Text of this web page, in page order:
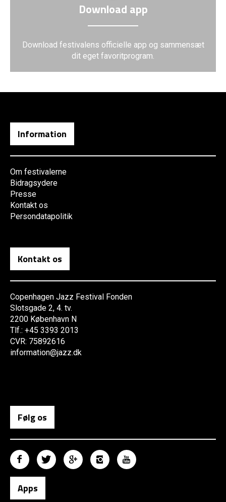
Download app
Download festivalens officielle app og sammensæt
dit eget favoritprogram.
Information
Om festivalerne
Bidragsydere
Presse
Kontakt os
Persondatapolitik
Kontakt os
Copenhagen Jazz Festival Fonden
Slotsgade 2, 4. tv.
2200 København N
Tlf.: +45 3393 2013
CVR: 75892616
information@jazz.dk
Følg os
Apps